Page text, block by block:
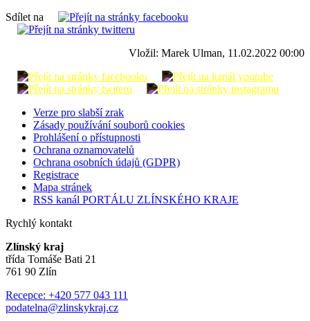
Sdílet na
Vložil: Marek Ulman, 11.02.2022 00:00
Verze pro slabší zrak
Zásady používání souborů cookies
Prohlášení o přístupnosti
Ochrana oznamovatelů
Ochrana osobních údajů (GDPR)
Registrace
Mapa stránek
RSS kanál PORTÁLU ZLÍNSKÉHO KRAJE
Rychlý kontakt
Zlínský kraj
třída Tomáše Bati 21
761 90 Zlín
Recepce: +420 577 043 111
podatelna@zlinskykraj.cz